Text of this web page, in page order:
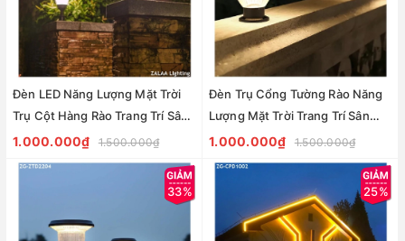
Đèn LED Năng Lượng Mặt Trời
Trụ Cột Hàng Rào Trang Trí Sân
Vườn Zalaa ZG-ZTD2106
1.000.000₫ 1.500.000₫
Đèn Trụ Cổng Tường Rào Năng
Lượng Mặt Trời Trang Trí Sân
Vườn Zalaa ZG-ZTD4104
1.000.000₫ 1.500.000₫
33% 25%